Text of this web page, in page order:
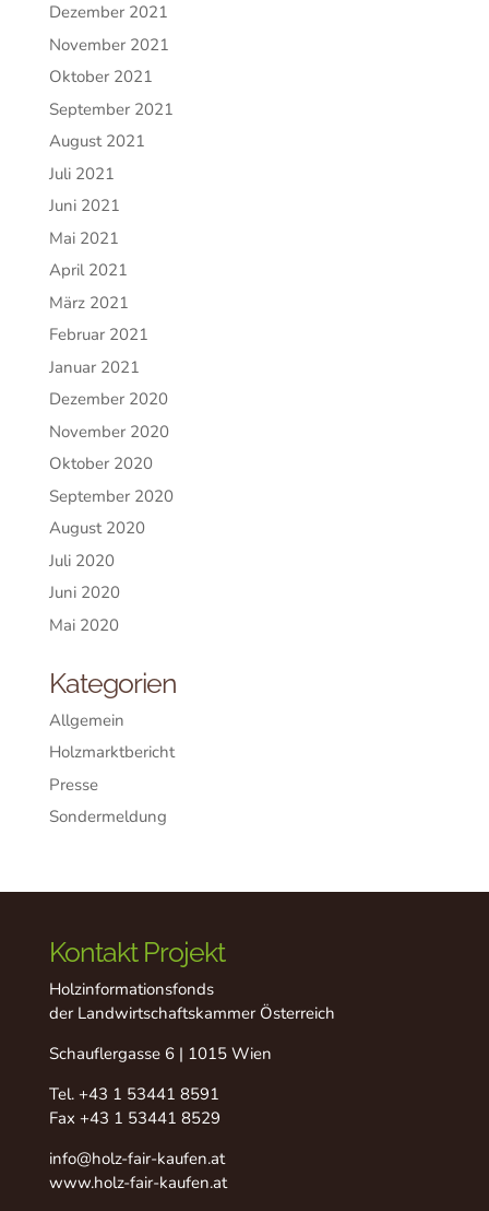
Dezember 2021
November 2021
Oktober 2021
September 2021
August 2021
Juli 2021
Juni 2021
Mai 2021
April 2021
März 2021
Februar 2021
Januar 2021
Dezember 2020
November 2020
Oktober 2020
September 2020
August 2020
Juli 2020
Juni 2020
Mai 2020
Kategorien
Allgemein
Holzmarktbericht
Presse
Sondermeldung
Kontakt Projekt
Holzinformationsfonds
der Landwirtschaftskammer Österreich
Schauflergasse 6 | 1015 Wien
Tel. +43 1 53441 8591
Fax +43 1 53441 8529
info@holz-fair-kaufen.at
www.holz-fair-kaufen.at